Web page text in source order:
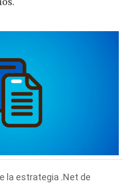
la estrategia .Net de